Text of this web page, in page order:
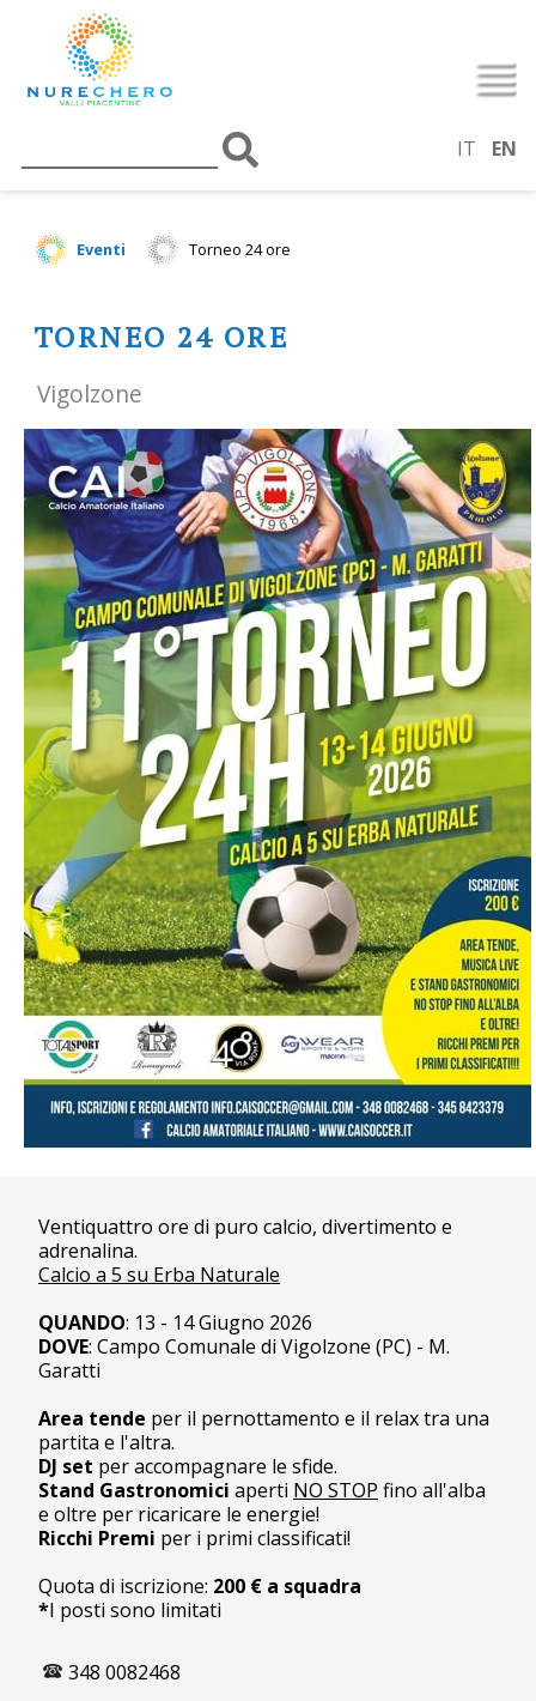
IT EN
Eventi Torneo 24 ore
TORNEO 24 ORE
Vigolzone
Ventiquattro ore di puro calcio, divertimento e
adrenalina.
Calcio a 5 su Erba Naturale
QUANDO: 13 - 14 Giugno 2026
DOVE: Campo Comunale di Vigolzone (PC) - M.
Garatti
Area tende per il pernottamento e il relax tra una
partita e l'altra.
DJ set per accompagnare le sfide.
Stand Gastronomici aperti NO STOP fino all'alba
e oltre per ricaricare le energie!
Ricchi Premi per i primi classificati!
Quota di iscrizione: 200 € a squadra
*I posti sono limitati
348 0082468